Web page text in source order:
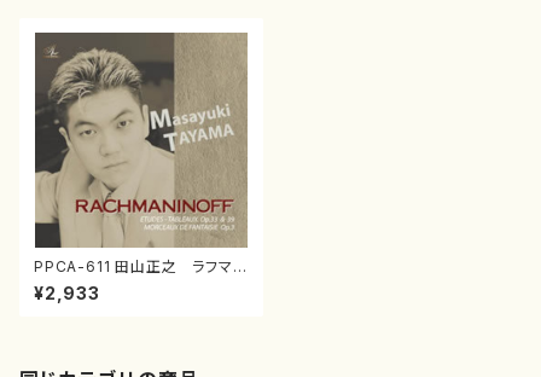
PPCA-611 田山正之 ラフマニ
ノフ第２弾(ピアノ/田山正之/C
D)
¥2,933